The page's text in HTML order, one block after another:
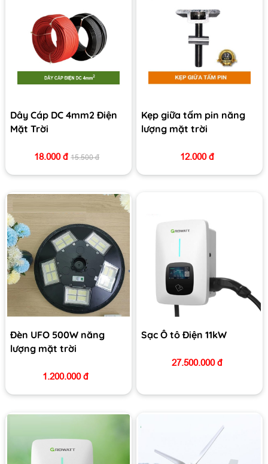
Dây Cáp DC 4mm2 Điện
Mặt Trời
18.000 đ 15.500 đ
Kẹp giữa tấm pin năng
lượng mặt trời
12.000 đ
Đèn UFO 500W năng
lượng mặt trời
1.200.000 đ
Sạc Ô tô Điện 11kW
27.500.000 đ